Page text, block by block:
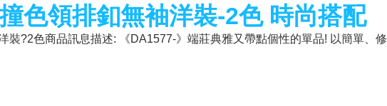
色領排釦無袖洋裝-2色 時尚搭配
裝?2色商品訊息描述: 《DA1577-》端莊典雅又帶點個性的單品! 以簡單、修